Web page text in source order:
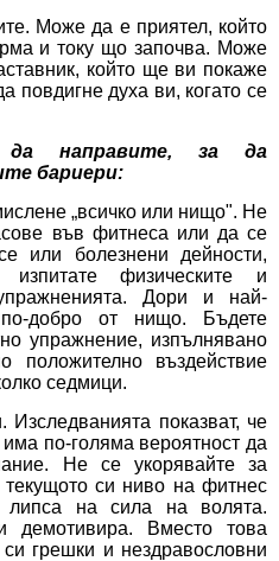
Може да е приятел, който
и току що започва. Може
който ще ви покаже
повдигне духа ви, когато се
направите, за да
бариери:
„всичко или нищо". Не
във фитнеса или да се
или болезнени дейности,
физическите и
Дори и най-
добро от нищо. Бъдете
упражнение, изпълнявано
въздействие
седмици.
показват, че
по-голяма вероятност да
Не се укорявайте за
текущото си ниво на фитнес
липса на сила на волята.
Вместо това
грешки и нездравословни